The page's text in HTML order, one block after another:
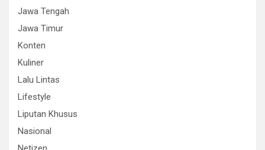
Jawa Tengah
Jawa Timur
Konten
Kuliner
Lalu Lintas
Lifestyle
Liputan Khusus
Nasional